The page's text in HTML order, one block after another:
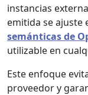
instancias
emitida se ajuste
semánticas de
utilizable en
Este enfoque
proveedor y